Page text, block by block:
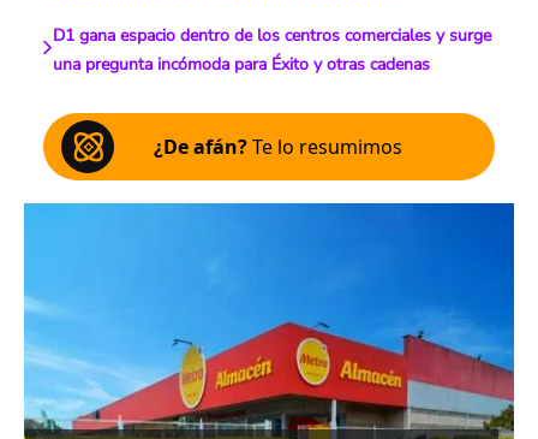
D1 gana espacio dentro de los centros comerciales y surge
una pregunta incómoda para Éxito y otras cadenas
¿De afán?Te lo resumimos